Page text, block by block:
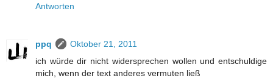
Antworten
ppq
Oktober 21, 2011
ich würde dir nicht widersprechen wollen und entschuldige
mich, wenn der text anderes vermuten ließ